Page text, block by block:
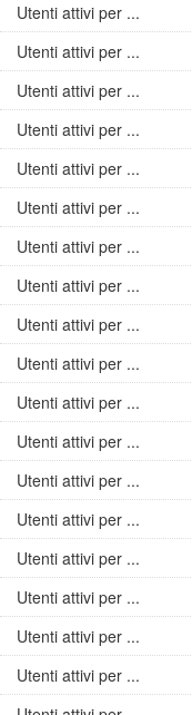
Utenti attivi per ...
Utenti attivi per ...
Utenti attivi per ...
Utenti attivi per ...
Utenti attivi per ...
Utenti attivi per ...
Utenti attivi per ...
Utenti attivi per ...
Utenti attivi per ...
Utenti attivi per ...
Utenti attivi per ...
Utenti attivi per ...
Utenti attivi per ...
Utenti attivi per ...
Utenti attivi per ...
Utenti attivi per ...
Utenti attivi per ...
Utenti attivi per ...